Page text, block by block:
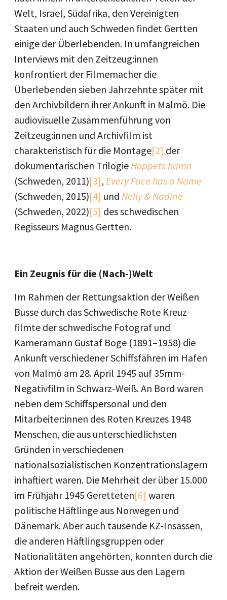
Welt, Israel, Südafrika, den Vereinigten
Staaten und auch Schweden findet Gertten
einige der Überlebenden. In umfangreichen
Interviews mit den Zeitzeug:innen
konfrontiert der Filmemacher die
Überlebenden sieben Jahrzehnte später mit
den Archivbildern ihrer Ankunft in Malmö. Die
audiovisuelle Zusammenführung von
Zeitzeug:innen und Archivfilm ist
charakteristisch für die Montage[2] der
dokumentarischen TrilogieHoppets hamn
(Schweden, 2011)[3], Every Face has a Name
(Schweden, 2015)[4] und Nelly & Nadine
(Schweden, 2022)[5] des schwedischen
Regisseurs Magnus Gertten.
Ein Zeugnis für die (Nach-)Welt
Im Rahmen der Rettungsaktion der Weißen
Busse durch das Schwedische Rote Kreuz
filmte der schwedische Fotograf und
Kameramann Gustaf Boge (1891–1958) die
Ankunft verschiedener Schiffsfähren im Hafen
von Malmö am 28. April 1945 auf 35mm-
Negativfilm in Schwarz-Weiß. An Bord waren
neben dem Schiffspersonal und den
Mitarbeiter:innen des Roten Kreuzes 1948
Menschen, die aus unterschiedlichsten
Gründen in verschiedenen
nationalsozialistischen Konzentrationslagern
inhaftiert waren. Die Mehrheit der über 15.000
im Frühjahr 1945 Geretteten[6] waren
politische Häftlinge aus Norwegen und
Dänemark. Aber auch tausende KZ-Insassen,
die anderen Häftlingsgruppen oder
Nationalitäten angehörten, konnten durch die
Aktion der Weißen Busse aus den Lagern
befreit werden.